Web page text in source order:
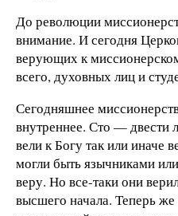
До революции
внимание. И сегодня
верующих к
всего, духовных лиц и
Сегодняшнее
внутреннее. Сто — двести
вели к Богу так или
могли быть язычниками
веру. Но все-таки они
высшего начала. Теперь